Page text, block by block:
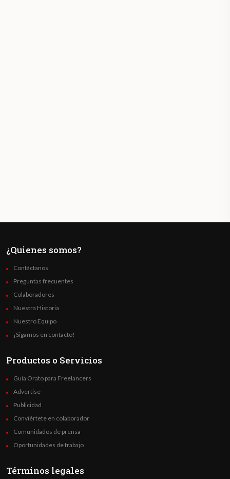
¿Quienes somos?
Contáctanos
Preguntas frecuentes
Colaboradores
Nuestra Historia
Nuestro Equipo
¡Sigamos en contacto!
Productos o Servicios
Guía Orato para Freelancers
Advertise
Publicidad
Conviértete en colaborador
Comunidados de prensa
Oportunidades de trabajo
Términos legales